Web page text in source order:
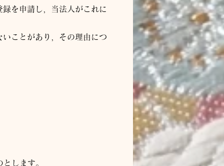
を申請し，当法人 がこれに
ことがあり，その理由につ
します。